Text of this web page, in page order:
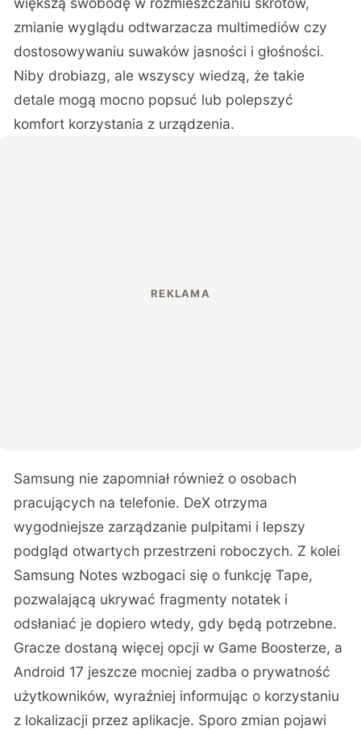
zmianie wyglądu odtwarzacza multimediów czy
dostosowywaniu suwaków jasności i głośności.
Niby drobiazg, ale wszyscy wiedzą, że takie
detale mogą mocno popsuć lub polepszyć
komfort korzystania z urządzenia.
Samsung nie zapomniał również o osobach
pracujących na telefonie. DeX otrzyma
wygodniejsze zarządzanie pulpitami i lepszy
podgląd otwartych przestrzeni roboczych. Z kolei
Samsung Notes wzbogaci się o funkcję Tape,
pozwalającą ukrywać fragmenty notatek i
odsłaniać je dopiero wtedy, gdy będą potrzebne.
Gracze dostaną więcej opcji w Game Boosterze, a
Android 17 jeszcze mocniej zadba o prywatność
użytkowników, wyraźniej informując o korzystaniu
z lokalizacji przez aplikacje. Sporo zmian pojawi